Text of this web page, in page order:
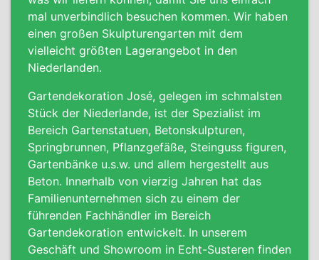
mal unverbindlich besuchen kommen. Wir haben
einen großen Skulpturengarten mit dem
vielleicht größten Lagerangebot in den
Niederlanden.
Gartendekoration José, gelegen im schmalsten
Stück der Niederlande, ist der Spezialist im
Bereich Gartenstatuen, Betonskulpturen,
Springbrunnen, Pflanzgefäße, Steinguss figuren,
Gartenbänke u.s.w. und allem hergestellt aus
Beton. Innerhalb von vierzig Jahren hat das
Familienunternehmen sich zu einem der
führenden Fachhändler im Bereich
Gartendekoration entwickelt. In unserem
Geschäft und Showroom in Echt-Susteren finden